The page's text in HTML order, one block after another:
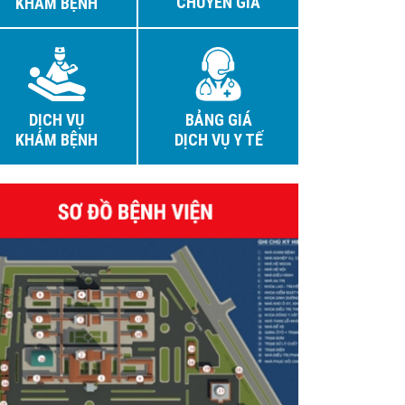
DỊCH VỤ
KHÁM BỆNH
BẢNG GIÁ
DỊCH VỤ Y TẾ